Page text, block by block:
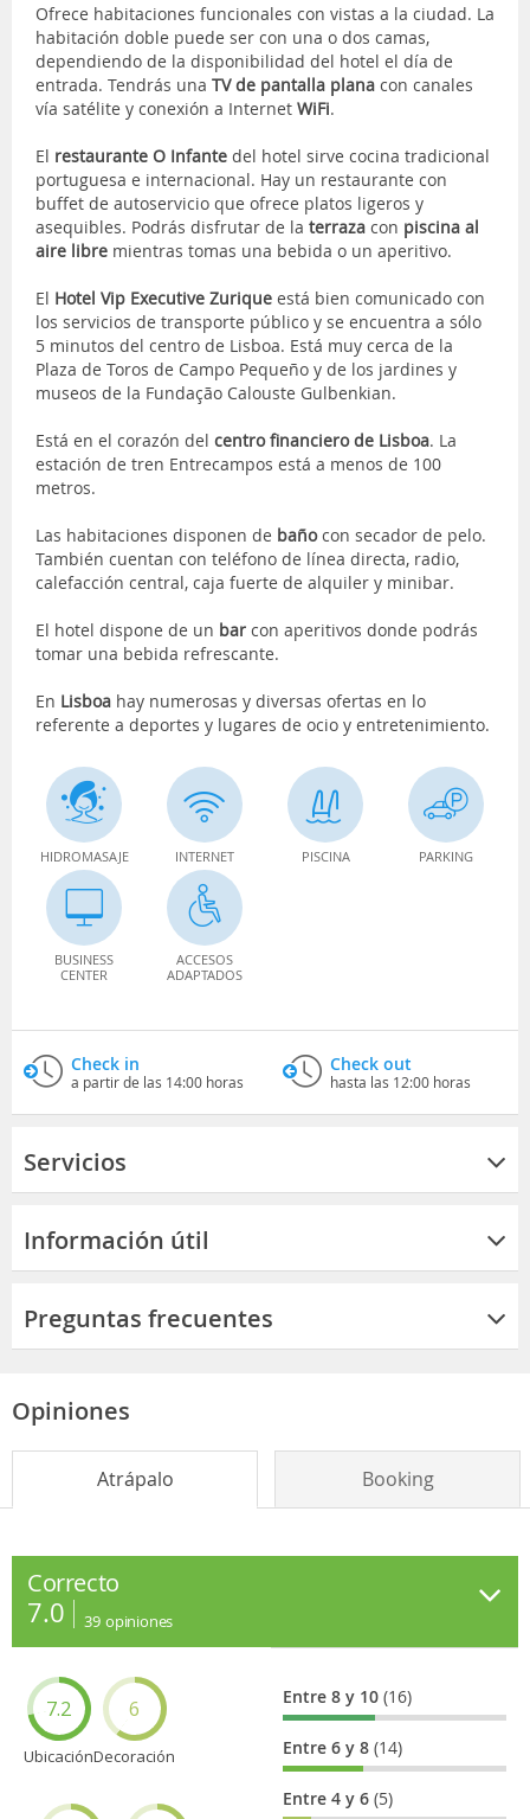
Ofrece habitaciones funcionales con vistas a la ciudad. La
habitación doble puede ser con una o dos camas,
dependiendo de la disponibilidad del hotel el día de
entrada. Tendrás una TV de pantalla plana con canales
vía satélite y conexión a Internet WiFi.
El restaurante O Infante del hotel sirve cocina tradicional
portuguesa e internacional. Hay un restaurante con
buffet de autoservicio que ofrece platos ligeros y
asequibles. Podrás disfrutar de la terraza con piscina al
aire libre mientras tomas una bebida o un aperitivo.
El Hotel Vip Executive Zurique está bien comunicado con
los servicios de transporte público y se encuentra a sólo
5 minutos del centro de Lisboa. Está muy cerca de la
Plaza de Toros de Campo Pequeño y de los jardines y
museos de la Fundação Calouste Gulbenkian.
Está en el corazón del centro financiero de Lisboa. La
estación de tren Entrecampos está a menos de 100
metros.
Las habitaciones disponen de bañocon secador de pelo.
También cuentan con teléfono de línea directa, radio,
calefacción central, caja fuerte de alquiler y minibar.
El hotel dispone de un bar con aperitivos donde podrás
tomar una bebida refrescante.
En Lisboa hay numerosas y diversas ofertas en lo
referente a deportes y lugares de ocio y entretenimiento.
HIDROMASAJE INTERNET PISCINA PARKING
BUSINESS
CENTER
ACCESOS
ADAPTADOS
Check in
a partir de las 14:00 horas
Check out
hasta las 12:00 horas
Servicios
Información útil
Preguntas frecuentes
Opiniones
Atrápalo Booking
Correcto
7.0 39 opiniones
7.2
Ubicación
6
Decoración
Entre 8 y 10(16)
Entre 6 y 8(14)
Entre 4 y 6(5)